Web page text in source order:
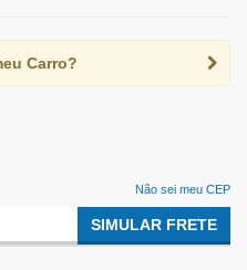
Carro?
Não sei meu CEP
SIMULAR FRETE